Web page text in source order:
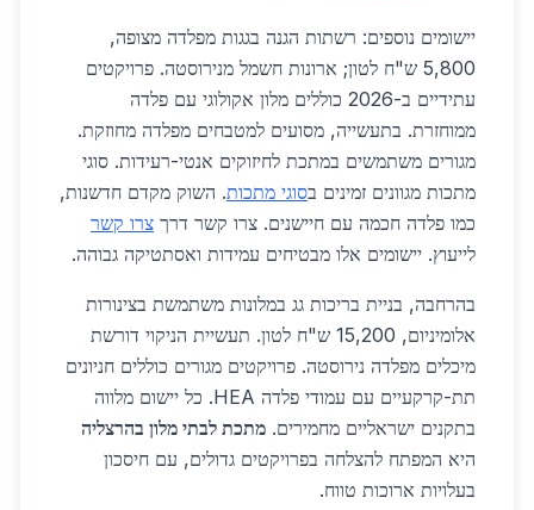
יישומים נוספים: רשתות הגנה בגגות מפלדה מצופה,
5,800 ש"ח לטון; ארונות חשמל מנירוסטה. פרויקטים
עתידיים ב-2026 כוללים מלון אקולוגי עם פלדה
ממוחזרת. בתעשייה, מסועים למטבחים מפלדה מחוזקת.
מגורים משתמשים במתכת לחיזוקים אנטי-רעידות. סוגי
מתכות מגוונים זמינים בסוגי מתכות. השוק מקדם חדשנות,
כמו פלדה חכמה עם חיישנים. צרו קשר דרך צרו קשר
לייעוץ. יישומים אלו מבטיחים עמידות ואסתטיקה גבוהה.
בהרחבה, בניית בריכות גג במלונות משתמשת בצינורות
אלומיניום, 15,200 ש"ח לטון. תעשיית הניקוי דורשת
מיכלים מפלדה נירוסטה. פרויקטים מגורים כוללים חניונים
תת-קרקעיים עם עמודי פלדה HEA. כל יישום מלווה
בתקנים ישראליים מחמירים. מתכת לבתי מלון בהרצליה
היא המפתח להצלחה בפרויקטים גדולים, עם חיסכון
בעלויות ארוכות טווח.